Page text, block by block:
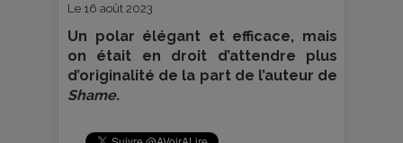
Le 16 août 2023
Un polar élégant et efficace, mais
on était en droit d’attendre plus
d’originalité de la part de l’auteur de
Shame.